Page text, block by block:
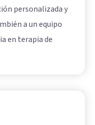
personalizada y
a un equipo
en terapia de